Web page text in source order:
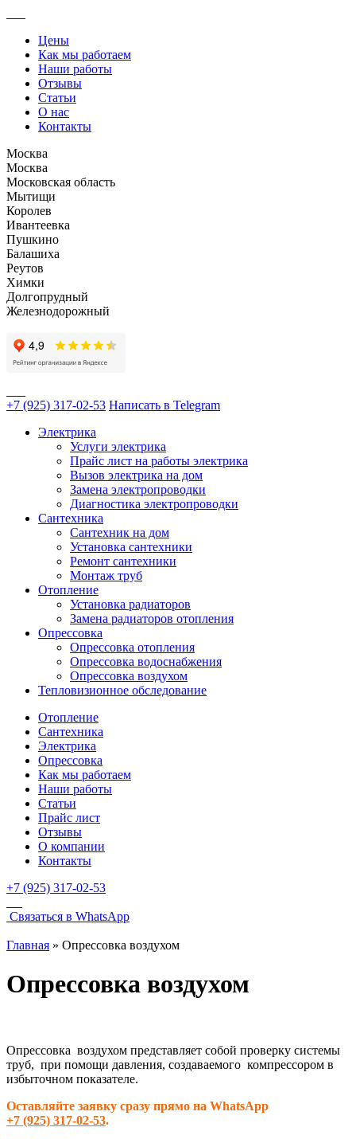
Цены
Как мы работаем
Наши работы
Отзывы
Статьи
О нас
Контакты
Москва
Москва
Московская область
Мытищи
Королев
Ивантеевка
Пушкино
Балашиха
Реутов
Химки
Долгопрудный
Железнодорожный
+7 (925) 317-02-53 Написать в Telegram
Электрика
Услуги электрика
Прайс лист на работы электрика
Вызов электрика на дом
Замена электропроводки
Диагностика электропроводки
Сантехника
Сантехник на дом
Установка сантехники
Ремонт сантехники
Монтаж труб
Отопление
Установка радиаторов
Замена радиаторов отопления
Опрессовка
Опрессовка отопления
Опрессовка водоснабжения
Опрессовка воздухом
Тепловизионное обследование
Отопление
Сантехника
Электрика
Опрессовка
Как мы работаем
Наши работы
Статьи
Прайс лист
Отзывы
О компании
Контакты
+7 (925) 317-02-53
Связаться в WhatsApp
Главная » Опрессовка воздухом
Опрессовка воздухом
Опрессовка воздухом представляет собой проверку системы
труб, при помощи давления, создаваемого компрессором в
избыточном показателе.
Оставляйте заявку сразу прямо на WhatsApp
+7 (925) 317-02-53.